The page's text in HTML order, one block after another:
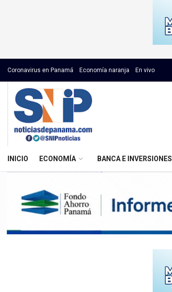
Coronavirus en Panamá Economía naranja En vivo
INICIO ECONOMÍA BANCA E INVERSIONES